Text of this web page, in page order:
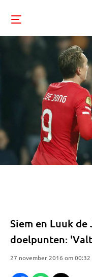
Siem en Luuk
doelpunten:
27 november 2016 om